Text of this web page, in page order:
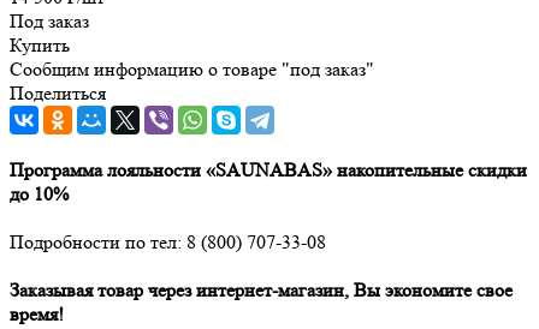
Под заказ
Купить
Сообщим информацию о товаре "под заказ"
Поделиться
Программа лояльности «SAUNABAS» накопительные скидки
до 10%
Подробности по тел: 8 (800) 707-33-08
Заказывая товар через интернет-магазин, Вы экономите свое
время!